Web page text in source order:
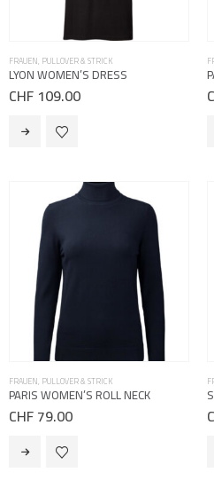
FRAUEN, PULLOVER & STRICK
LYON WOMEN’S DRESS
CHF 109.00
Dieses
Produkt
Varianten
Optionen
können
Produktseite
gewählt
werden
FRAUEN, PULLOVER & STRICK
PARIS WOMEN’S ROLL NECK
CHF79.00
Dieses
Produkt